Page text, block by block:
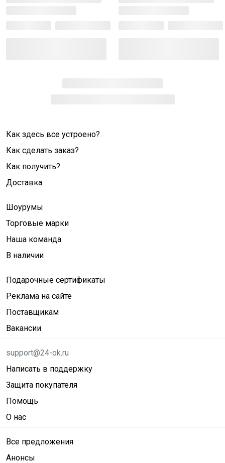
Как здесь все устроено?
Как сделать заказ?
Как получить?
Доставка
Шоурумы
Торговые марки
Наша команда
В наличии
Подарочные сертификаты
Реклама на сайте
Поставщикам
Вакансии
support@24-ok.ru
Написать в поддержку
Защита покупателя
Помощь
О нас
Все предложения
Анонсы